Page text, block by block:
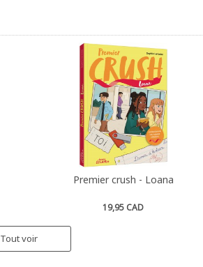
Premier crush - Loana
19,95 CAD
Tout voir